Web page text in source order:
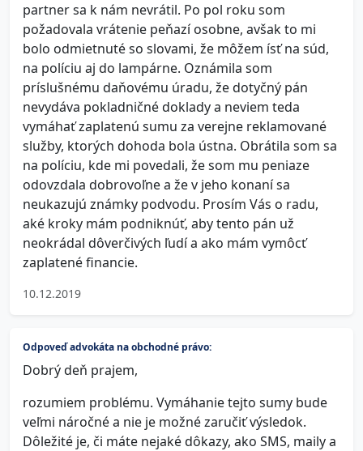
partner sa k nám nevrátil. Po pol roku som
požadovala vrátenie peňazí osobne, avšak to mi
bolo odmietnuté so slovami, že môžem ísť na súd,
na políciu aj do lampárne. Oznámila som
príslušnému daňovému úradu, že dotyčný pán
nevydáva pokladničné doklady a neviem teda
vymáhať zaplatenú sumu za verejne reklamované
služby, ktorých dohoda bola ústna. Obrátila som sa
na políciu, kde mi povedali, že som mu peniaze
odovzdala dobrovoľne a že v jeho konaní sa
neukazujú známky podvodu. Prosím Vás o radu,
aké kroky mám podniknúť, aby tento pán už
neokrádal dôverčivých ľudí a ako mám vymôcť
zaplatené financie.
10.12.2019
Odpoveď advokáta na obchodné právo:
Dobrý deň prajem,
rozumiem problému. Vymáhanie tejto sumy bude
veľmi náročné a nie je možné zaručiť výsledok.
Dôležité je, či máte nejaké dôkazy, ako SMS, maily a